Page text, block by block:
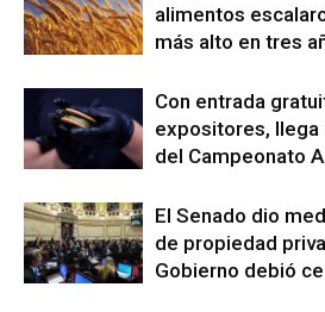
alimentos
más alto en tres
Con entrada
expositores, llega
del Campeonato
El Senado dio
de propiedad
Gobierno debió